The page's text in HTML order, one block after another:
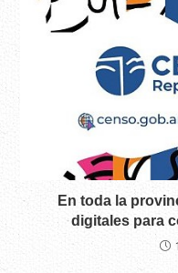
En toda la
digitales para